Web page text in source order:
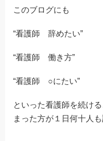
このブログにも
“看護師 辞めたい”
“看護師 働き方”
“看護師 ○にたい”
といった看護師を続け
まった方が１日何十人も